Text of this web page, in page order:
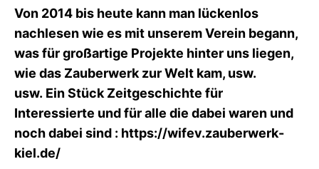
Von 2014 bis heute kann man lückenlos
nachlesen wie es mit unserem Verein begann,
was für großartige Projekte hinter uns liegen,
wie das Zauberwerk zur Welt kam, usw.
usw. Ein Stück Zeitgeschichte für
Interessierte und für alle die dabei waren und
noch dabei sind : https://wifev.zauberwerk-
kiel.de/